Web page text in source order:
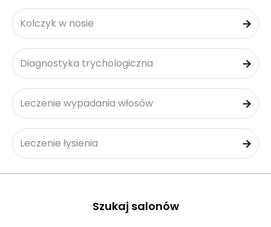
Kolczyk w nosie
Diagnostyka trychologiczna
Leczenie wypadania włosów
Leczenie łysienia
Szukaj salonów